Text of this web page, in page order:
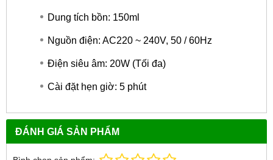
Dung tích bồn: 150ml
Nguồn điện: AC220 ~ 240V, 50 / 60Hz
Điện siêu âm: 20W (Tối đa)
Cài đặt hẹn giờ: 5 phút
ĐÁNH GIÁ SẢN PHẨM